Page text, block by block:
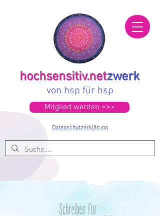
hochsensitiv.netzwerk
von hsp für hsp
Datenschutzerklärung
Mitglied werden >>>